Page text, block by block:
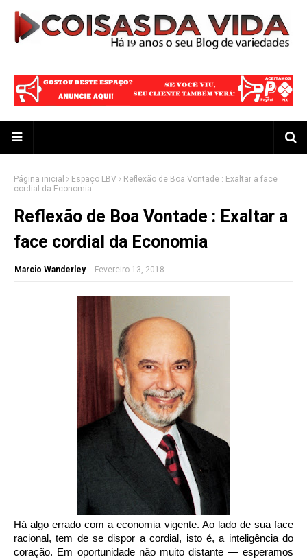
Página inicial Espaço LBV
Reflexão de Boa Vontade : Exaltar a face
cordial da Economia
Reflexão de Boa Vontade : Exaltar a
face cordial da Economia
Marcio Wanderley - Fevereiro 13, 2018
Há algo errado com a economia vigente. Ao lado de sua face
racional, tem de se dispor a cordial, isto é, a inteligência do
coração. Em oportunidade não muito distante — esperamos